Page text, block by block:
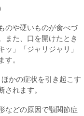
のや硬いものが食べづ
また、口を開けたとき
」「ジャリジャリ」
。
かの症状を引き起こす
れます。
などの原因で顎関節症